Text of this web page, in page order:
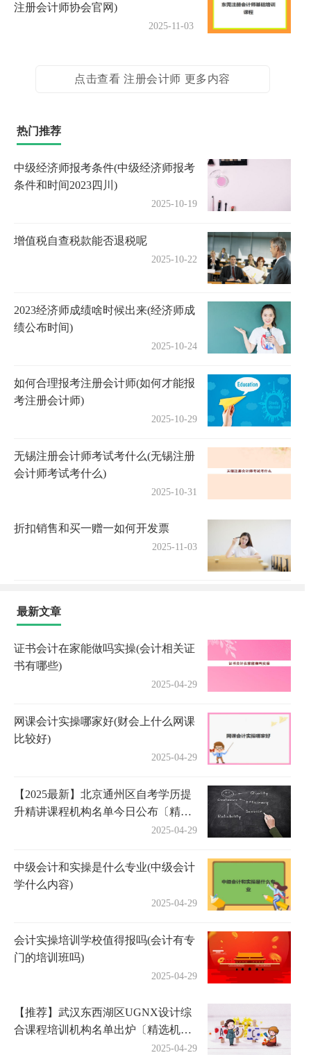
注册会计师协会官网)
2025-11-03
点击查看 注册会计师 更多内容
热门推荐
中级经济师报考条件(中级经济师报考
条件和时间2023四川)
2025-10-19
增值税自查税款能否退税呢
2025-10-22
2023经济师成绩啥时候出来(经济师成
绩公布时间)
2025-10-24
如何合理报考注册会计师(如何才能报
考注册会计师)
2025-10-29
无锡注册会计师考试考什么(无锡注册
会计师考试考什么)
2025-10-31
折扣销售和买一赠一如何开发票
2025-11-03
最新文章
证书会计在家能做吗实操(会计相关证
书有哪些)
2025-04-29
网课会计实操哪家好(财会上什么网课
比较好)
2025-04-29
【2025最新】北京通州区自考学历提
升精讲课程机构名单今日公布〔精选
2025-04-29
中级会计和实操是什么专业(中级会计
学什么内容)
2025-04-29
会计实操培训学校值得报吗(会计有专
门的培训班吗)
2025-04-29
【推荐】武汉东西湖区UGNX设计综
合课程培训机构名单出炉〔精选机构
2025-04-29